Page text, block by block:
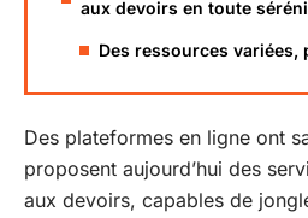
aux devoirs en toute
Des ressources
Des plateformes en ligne ont
proposent aujourd’hui des
aux devoirs, capables de